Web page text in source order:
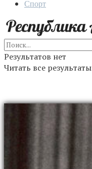
Спорт
Результатов нет
Читать все результаты